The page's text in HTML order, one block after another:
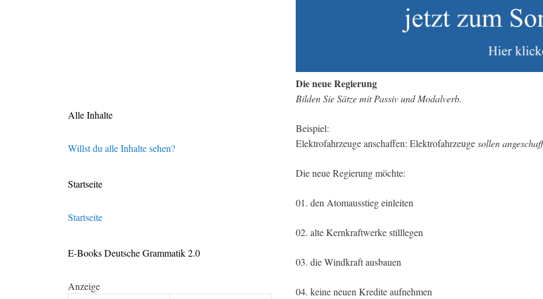
Die neue Regierung
Bilden Sie Sätze mit Passiv und Modalverb.
Beispiel:
Elektrofahrzeuge anschaffen: Elektrofahrzeugesollen
Die neue Regierung möchte:
01. den Atomausstieg einleiten
02. alte Kernkraftwerke stilllegen
03. die Windkraft ausbauen
04. keine neuen Kredite aufnehmen
Alle Inhalte
Willst du alle Inhalte sehen?
Startseite
Startseite
E-Books Deutsche Grammatik 2.0
Anzeige